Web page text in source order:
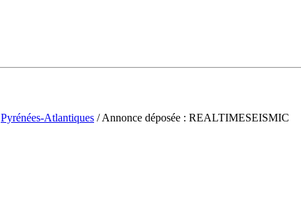
Pyrénées-Atlantiques / Annonce déposée : REALTIMESEISMIC